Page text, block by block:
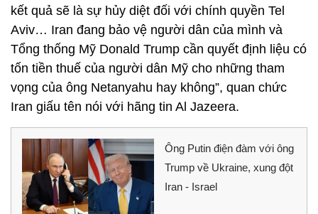
kết quả sẽ là sự hủy diệt đối với chính quyền Tel
Aviv… Iran đang bảo vệ người dân của mình và
Tổng thống Mỹ Donald Trump cần quyết định liệu có
tốn tiền thuế của người dân Mỹ cho những tham
vọng của ông Netanyahu hay không”, quan chức
Iran giấu tên nói với hãng tin Al Jazeera.
Ông Putin điện đàm với ông
Trump về Ukraine, xung đột
Iran - Israel